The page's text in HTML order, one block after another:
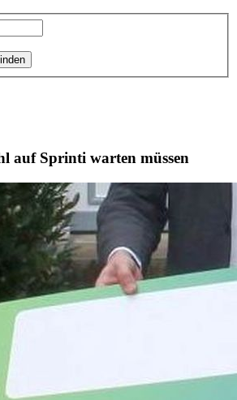
auf Sprinti warten müssen